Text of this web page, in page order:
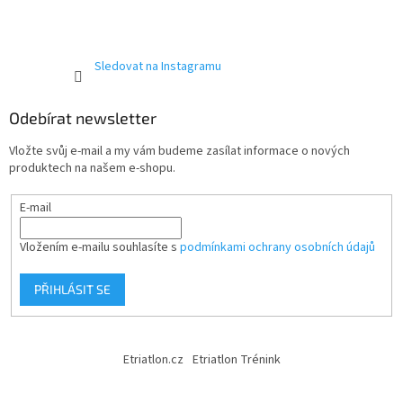
Sledovat na Instagramu
Odebírat newsletter
Vložte svůj e-mail a my vám budeme zasílat informace o nových
produktech na našem e-shopu.
E-mail
Vložením e-mailu souhlasíte s podmínkami ochrany osobních údajů
PŘIHLÁSIT SE
Etriatlon.cz Etriatlon Trénink